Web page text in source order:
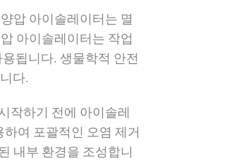
압 아이솔레이터는 멸
아이솔레이터는 작업
됩니다. 생물학적 안전
다.
작하기 전에 아이솔레
여 포괄적인 오염 제거
내부 환경을 조성합니